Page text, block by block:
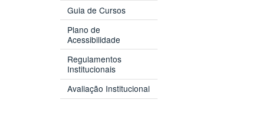
Guia de Cursos
Plano de
Acessibilidade
Regulamentos
Institucionais
Avaliação Institucional